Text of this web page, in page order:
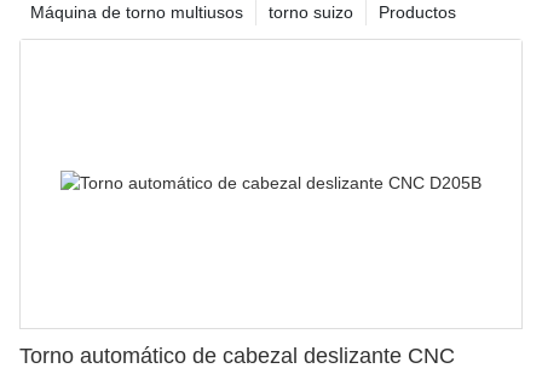
Productos
torno suizo
Máquina de torno multiusos
Torno automático de cabezal deslizante CNC